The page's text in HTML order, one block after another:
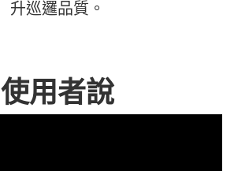
升巡邏品質。
使用者說